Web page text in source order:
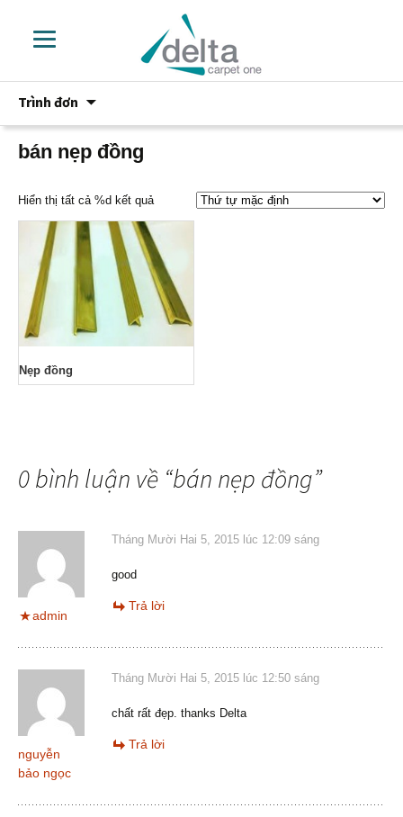
Trình đơn
phần
nội
dung
bán nẹp đồng
Hiển thị tất cả %d kết quả
Nẹp đồng
0 bình luận về “bán nẹp đồng”
admin
Tháng Mười Hai 5, 2015 lúc 12:09 sáng
good
Trả lời
nguyễn
bảo ngọc
Tháng Mười Hai 5, 2015 lúc 12:50 sáng
chất rất đẹp. thanks Delta
Trả lời